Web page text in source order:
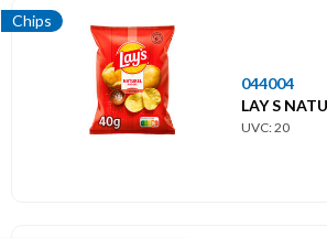
Chips
044004
LAY S
UVC: 20